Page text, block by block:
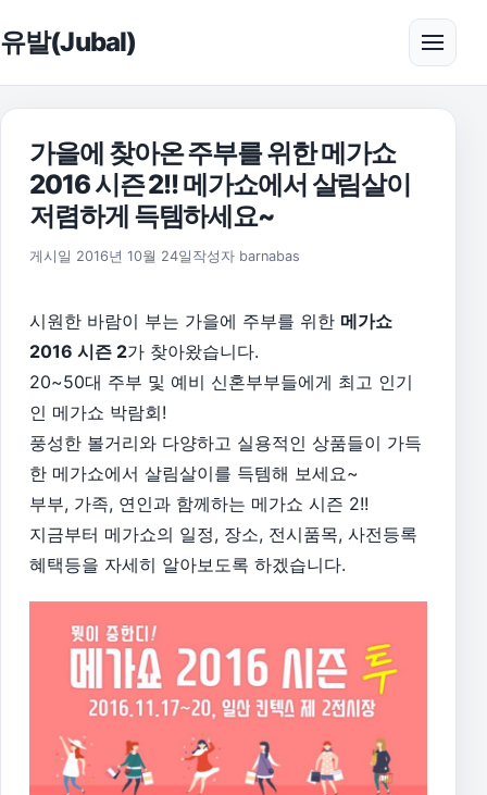
유발(Jubal) 메뉴
가을에 찾아온 주부를 위한 메가쇼
2016 시즌 2!! 메가쇼에서 살림살이
저렴하게 득템하세요~
게시일 2016년 10월 24일 2016년 10월 24일
작성자 barnabas
시원한 바람이 부는 가을에 주부를 위한 메가쇼
2016 시즌 2가 찾아왔습니다.
20~50대 주부 및 예비 신혼부부들에게 최고 인기
인 메가쇼 박람회!
풍성한 볼거리와 다양하고 실용적인 상품들이 가득
한 메가쇼에서 살림살이를 득템해 보세요~
부부, 가족, 연인과 함께하는 메가쇼 시즌 2!!
지금부터 메가쇼의 일정, 장소, 전시품목, 사전등록
혜택등을 자세히 알아보도록 하겠습니다.